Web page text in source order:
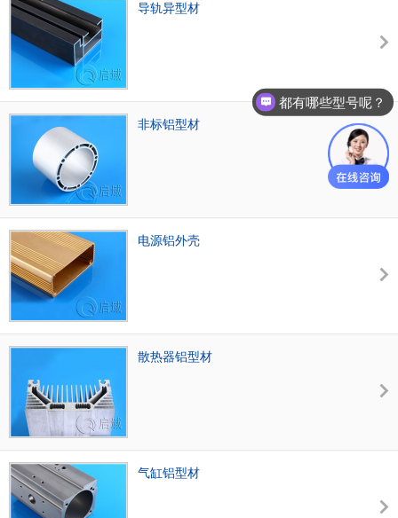
导轨异型材
非标铝型材
电源铝外壳
散热器铝型材
气缸铝型材
都有哪些型号呢？